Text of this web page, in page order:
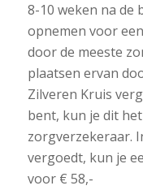
8-10 weken na de
opnemen voor
door de meeste
plaatsen ervan
Zilveren Kruis
bent, kun je dit
zorgverzekeraar.
vergoedt, kun je
voor € 58,-